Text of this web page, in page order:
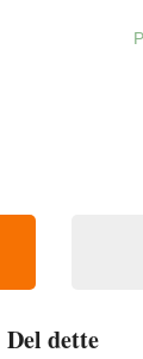
Del dette